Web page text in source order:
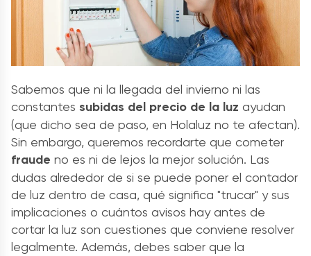
Sabemos que ni la llegada del invierno ni las
constantes subidas del precio de la luz ayudan
(que dicho sea de paso, en Holaluz no te afectan).
Sin embargo, queremos recordarte que cometer
fraude no es ni de lejos la mejor solución. Las
dudas alrededor de si se puede poner el contador
de luz dentro de casa, qué significa "trucar" y sus
implicaciones o cuántos avisos hay antes de
cortar la luz son cuestiones que conviene resolver
legalmente. Además, debes saber que la